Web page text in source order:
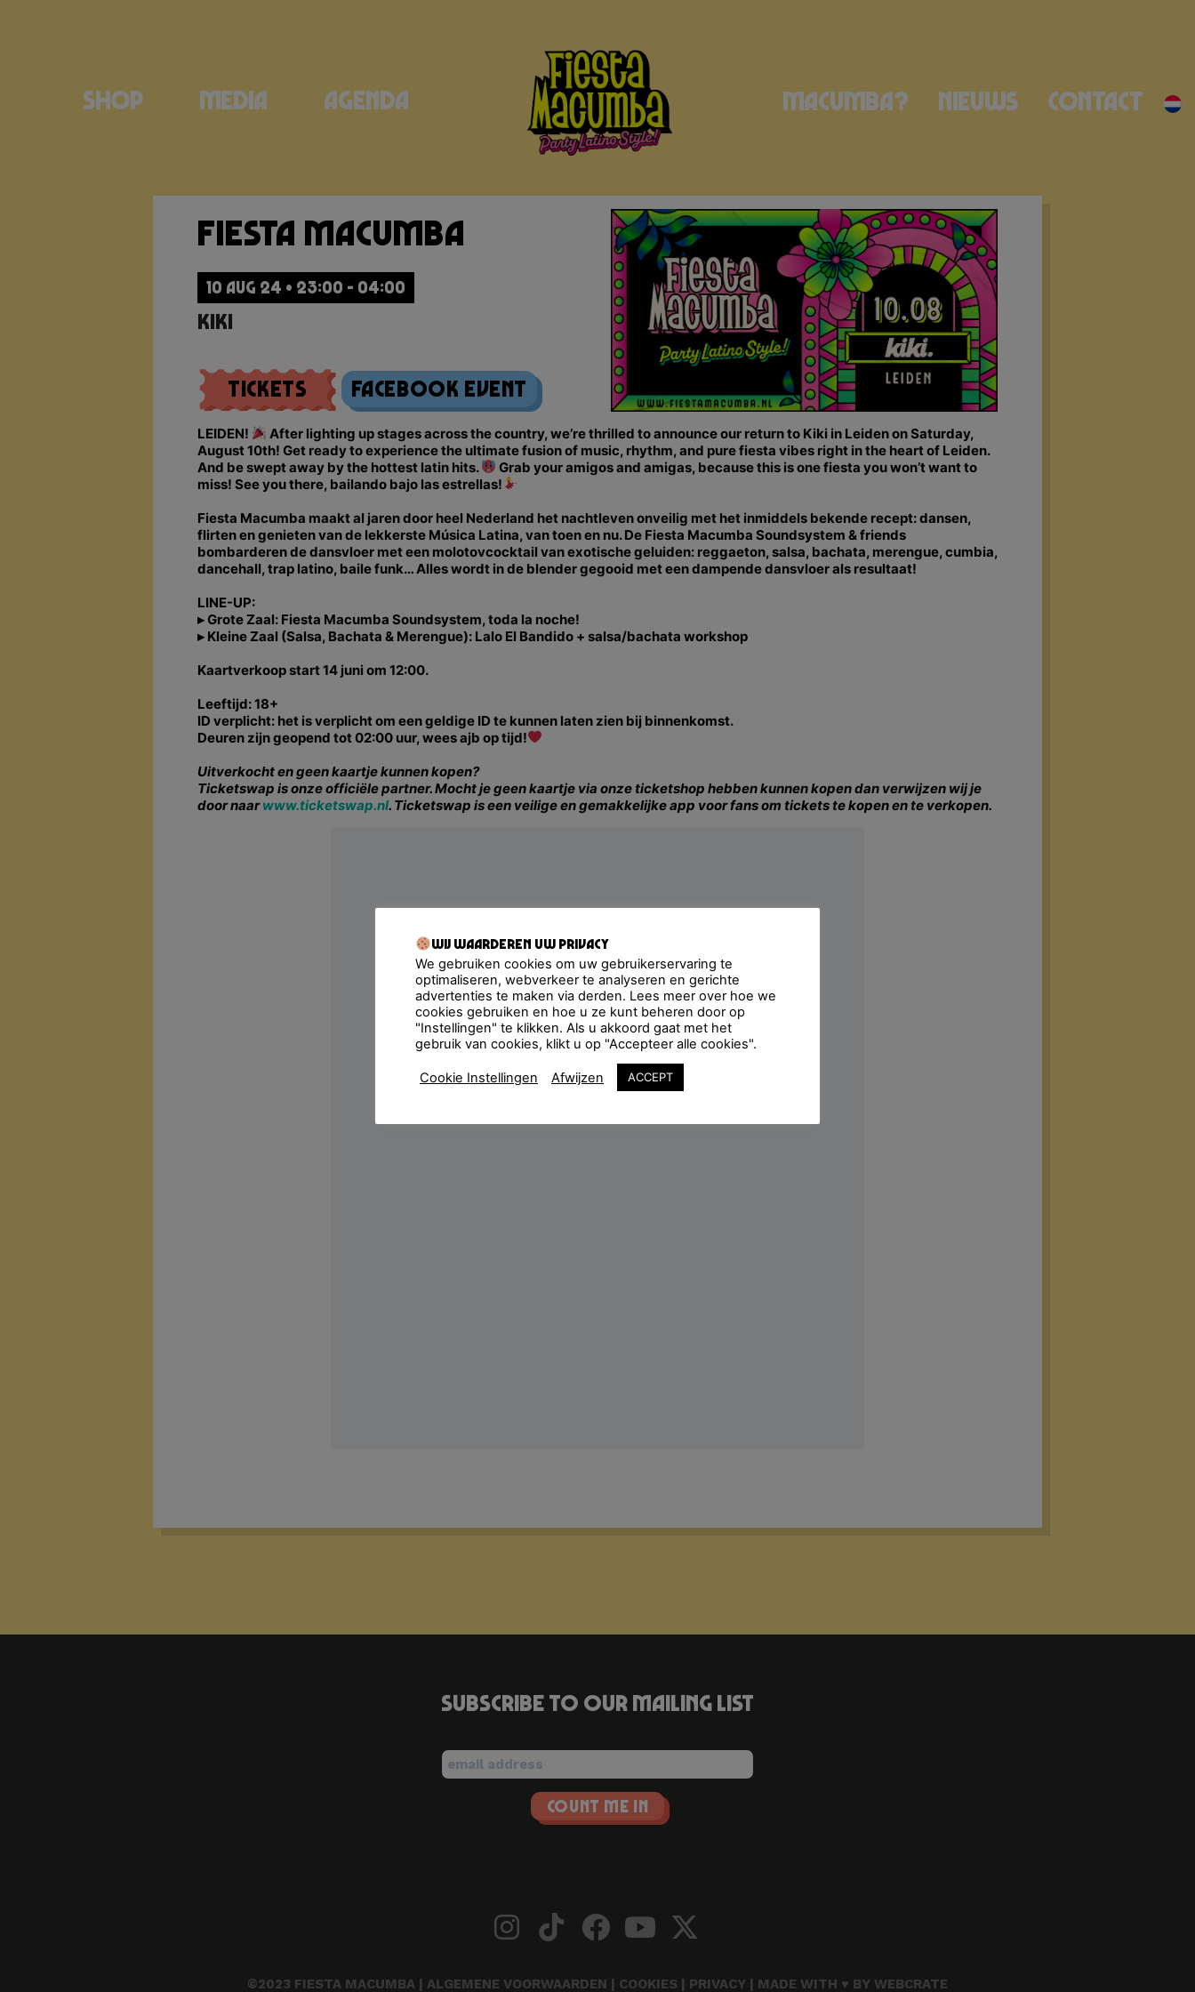
Shop Media Agenda Macumba? Nieuws Contact
Fiesta Macumba
10 AUG 24 • 23:00 - 04:00
Kiki
Tickets Facebook Event
LEIDEN!
After lighting up stages across the country, we’re thrilled to announce our return to Kiki in Leiden on Saturday,
August 10th! Get ready to experience the ultimate fusion of music, rhythm, and pure fiesta vibes right in the heart of Leiden.
And be swept away by the hottest latin hits.
Grab your amigos and amigas, because this is one fiesta you won’t want to
miss! See you there, bailando bajo las estrellas!
Fiesta Macumba maakt al jaren door heel Nederland het nachtleven onveilig met het inmiddels bekende recept: dansen,
flirten en genieten van de lekkerste Música Latina, van toen en nu. De Fiesta Macumba Soundsystem & friends
bombarderen de dansvloer met een molotovcocktail van exotische geluiden: reggaeton, salsa, bachata, merengue, cumbia,
dancehall, trap latino, baile funk… Alles wordt in de blender gegooid met een dampende dansvloer als resultaat!
LINE-UP:
▸ Grote Zaal: Fiesta Macumba Soundsystem, toda la noche!
▸ Kleine Zaal (Salsa, Bachata & Merengue): Lalo El Bandido + salsa/bachata workshop
Kaartverkoop start 14 juni om 12:00.
Leeftijd: 18+
ID verplicht: het is verplicht om een geldige ID te kunnen laten zien bij binnenkomst.
Deuren zijn geopend tot 02:00 uur, wees ajb op tijd!
Uitverkocht en geen kaartje kunnen kopen?
Ticketswap is onze officiële partner. Mocht je geen kaartje via onze ticketshop hebben kunnen kopen dan verwijzen wij je
door naarwww.ticketswap.nl. Ticketswap is een veilige en gemakkelijke app voor fans om tickets te kopen en te verkopen.
Subscribe to our mailing list
©2023 FIESTA MACUMBA | ALGEMENE VOORWAARDEN | COOKIES | PRIVACY | MADE WITH ♥ BY WEBCRATE
Wij waarderen uw privacy
We gebruiken cookies om uw gebruikerservaring te
optimaliseren, webverkeer te analyseren en gerichte
advertenties te maken via derden. Lees meer over hoe we
cookies gebruiken en hoe u ze kunt beheren door op
"Instellingen" te klikken. Als u akkoord gaat met het
gebruik van cookies, klikt u op "Accepteer alle cookies".
Cookie Instellingen Afwijzen ACCEPT